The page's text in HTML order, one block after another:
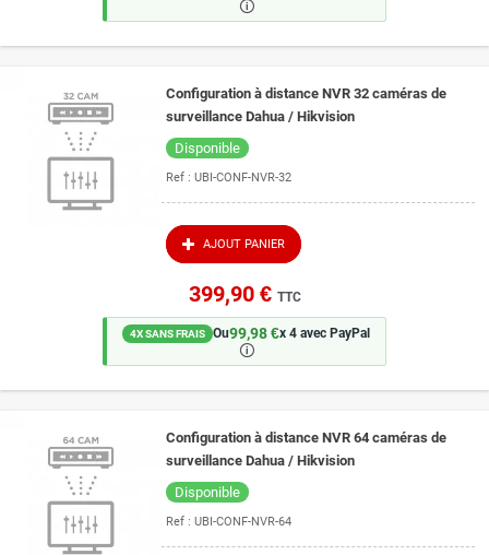
🛈
Configuration à distance NVR 32 caméras de
surveillance Dahua / Hikvision
Disponible
Ref : UBI-CONF-NVR-32
AJOUT PANIER
399,90 € TTC
4X SANS FRAIS Ou99,98 €x 4 avec PayPal
🛈
Configuration à distance NVR 64 caméras de
surveillance Dahua / Hikvision
Disponible
Ref : UBI-CONF-NVR-64